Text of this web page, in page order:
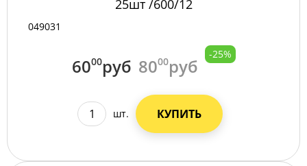
25шт /600/12
049031
6000руб 8000руб
-25%
шт. КУПИТЬ